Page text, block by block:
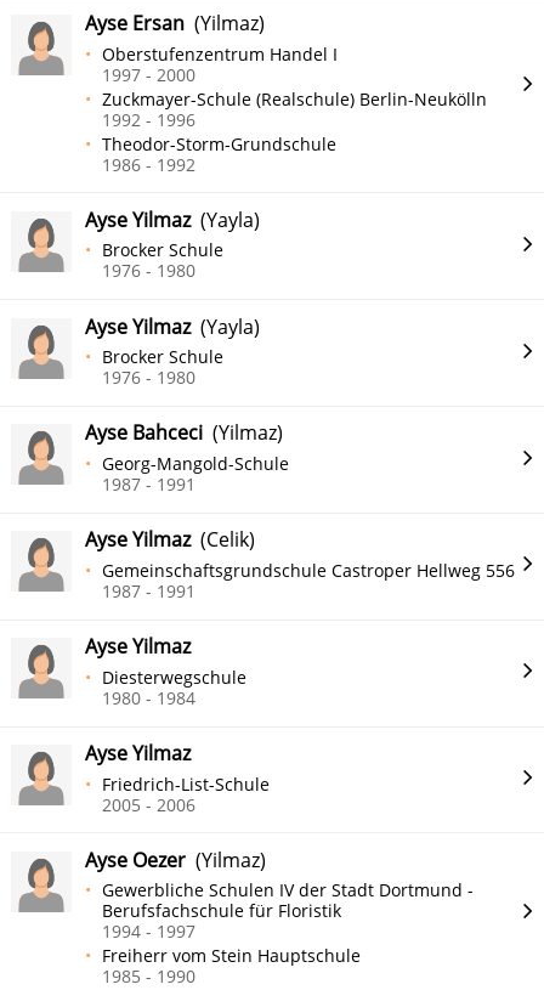
Ayse Ersan (Yilmaz)
Oberstufenzentrum Handel I
1997 - 2000
Zuckmayer-Schule (Realschule) Berlin-Neukölln
1992 - 1996
Theodor-Storm-Grundschule
1986 - 1992
Ayse Yilmaz(Yayla)
Brocker Schule
1976 - 1980
Ayse Yilmaz(Yayla)
Brocker Schule
1976 - 1980
Ayse Bahceci (Yilmaz)
Georg-Mangold-Schule
1987 - 1991
Ayse Yilmaz(Celik)
Gemeinschaftsgrundschule Castroper Hellweg 556
1987 - 1991
Ayse Yilmaz
Diesterwegschule
1980 - 1984
Ayse Yilmaz
Friedrich-List-Schule
2005 - 2006
Ayse Oezer (Yilmaz)
Gewerbliche Schulen IV der Stadt Dortmund -
Berufsfachschule für Floristik
1994 - 1997
Freiherr vom Stein Hauptschule
1985 - 1990